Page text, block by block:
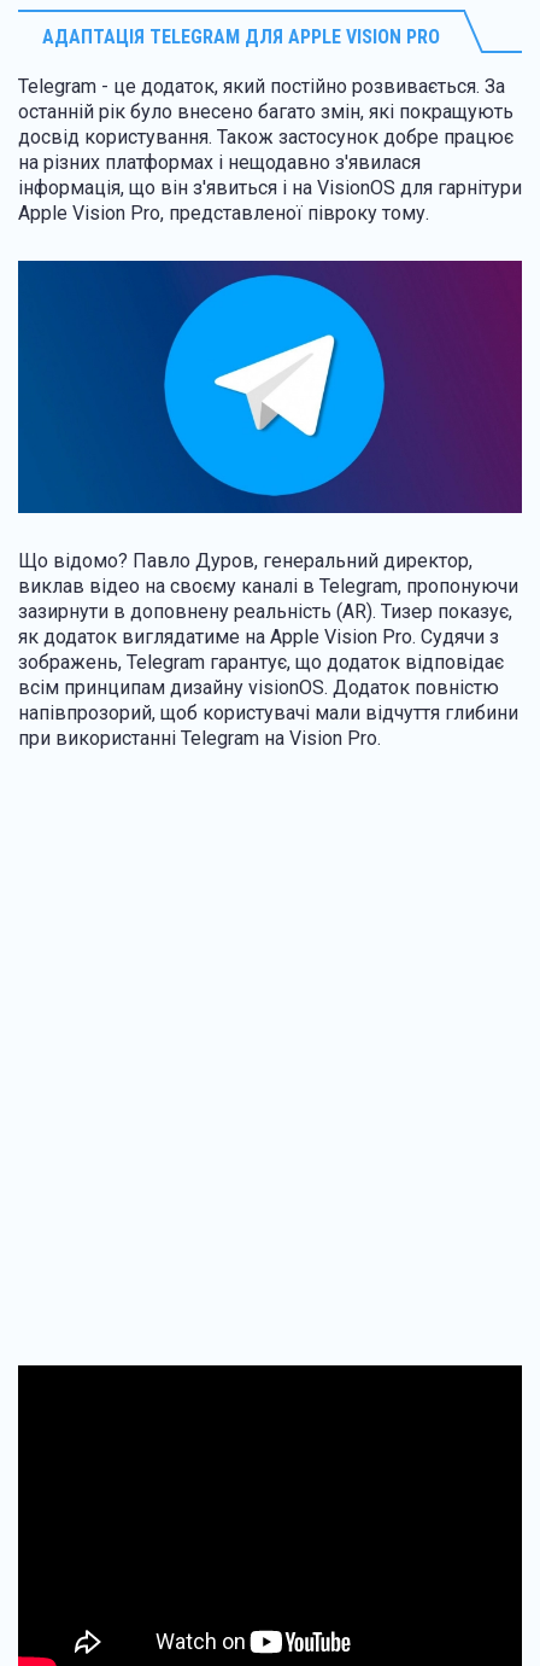
АДАПТАЦІЯ TELEGRAM ДЛЯ APPLE VISION PRO
Telegram - це додаток, який постійно розвивається. За
останній рік було внесено багато змін, які покращують
досвід користування. Також застосунок добре працює
на різних платформах і нещодавно з'явилася
інформація, що він з'явиться і на VisionOS для гарнітури
Apple Vision Pro, представленої півроку тому.
Що відомо? Павло Дуров, генеральний директор,
виклав відео на своєму каналі в Telegram, пропонуючи
зазирнути в доповнену реальність (AR). Тизер показує,
як додаток виглядатиме на Apple Vision Pro. Судячи з
зображень, Telegram гарантує, що додаток відповідає
всім принципам дизайну visionOS. Додаток повністю
напівпрозорий, щоб користувачі мали відчуття глибини
при використанні Telegram на Vision Pro.